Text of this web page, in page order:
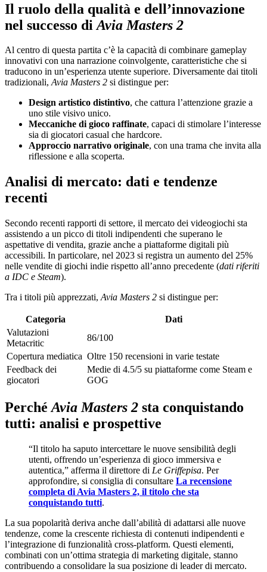
Il ruolo della qualità e dell’innovazione
nel successo di Avia Masters 2
Al centro di questa partita c’è la capacità di combinare gameplay
innovativi con una narrazione coinvolgente, caratteristiche che si
traducono in un’esperienza utente superiore. Diversamente dai titoli
tradizionali,Avia Masters 2 si distingue per:
Design artistico distintivo, che cattura l’attenzione grazie a
uno stile visivo unico.
Meccaniche di gioco raffinate, capaci di stimolare l’interesse
sia di giocatori casual che hardcore.
Approccio narrativo originale, con una trama che invita alla
riflessione e alla scoperta.
Analisi di mercato: dati e tendenze
recenti
Secondo recenti rapporti di settore, il mercato dei videogiochi sta
assistendo a un picco di titoli indipendenti che superano le
aspettative di vendita, grazie anche a piattaforme digitali più
accessibili. In particolare, nel 2023 si registra un aumento del 25%
nelle vendite di giochi indie rispetto all’anno precedente (dati riferiti
a IDC e Steam).
Tra i titoli più apprezzati, Avia Masters 2 si distingue per:
Categoria
Dati
Valutazioni
Metacritic
86/100
Copertura mediatica Oltre 150 recensioni in varie testate
Feedback dei
giocatori
Medie di 4.5/5 su piattaforme come Steam e
GOG
Perché Avia Masters 2 sta conquistando
tutti: analisi e prospettive
“Il titolo ha saputo intercettare le nuove sensibilità degli
utenti, offrendo un’esperienza di gioco immersiva e
autentica,” afferma il direttore di Le Griffepisa. Per
approfondire, si consiglia di consultare La recensione
completa di Avia Masters 2, il titolo che sta
conquistando tutti.
La sua popolarità deriva anche dall’abilità di adattarsi alle nuove
tendenze, come la crescente richiesta di contenuti indipendenti e
l’integrazione di funzionalità cross-platform. Questi elementi,
combinati con un’ottima strategia di marketing digitale, stanno
contribuendo a consolidare la sua posizione di leader di mercato.